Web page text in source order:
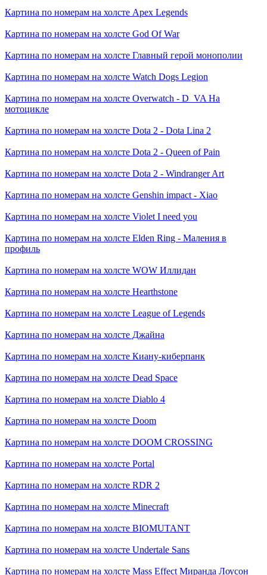
Картина по номерам на холсте Apex Legends
Картина по номерам на холсте God Of War
Картина по номерам на холсте Главный герой монополии
Картина по номерам на холсте Watch Dogs Legion
Картина по номерам на холсте Overwatch - D_VA На
мотоцикле
Картина по номерам на холсте Dota 2 - Dota Lina 2
Картина по номерам на холсте Dota 2 - Queen of Pain
Картина по номерам на холсте Dota 2 - Windranger Art
Картина по номерам на холсте Genshin impact - Xiao
Картина по номерам на холсте Violet I need you
Картина по номерам на холсте Elden Ring - Маления в
профиль
Картина по номерам на холсте WOW Иллидан
Картина по номерам на холсте Hearthstone
Картина по номерам на холсте League of Legends
Картина по номерам на холсте Джайна
Картина по номерам на холсте Киану-киберпанк
Картина по номерам на холсте Dead Space
Картина по номерам на холсте Diablo 4
Картина по номерам на холсте Doom
Картина по номерам на холсте DOOM CROSSING
Картина по номерам на холсте Portal
Картина по номерам на холсте RDR 2
Картина по номерам на холсте Minecraft
Картина по номерам на холсте BIOMUTANT
Картина по номерам на холсте Undertale Sans
Картина по номерам на холсте Mass Effect Миранда Лоусон